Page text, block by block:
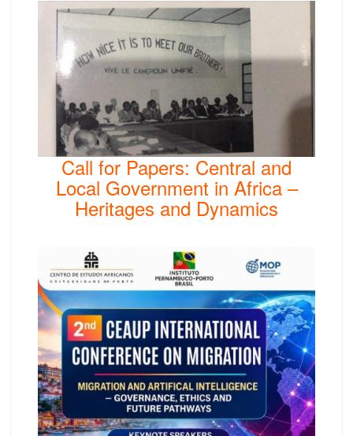
Call for Papers: Central and
Local Government in Africa –
Heritages and Dynamics